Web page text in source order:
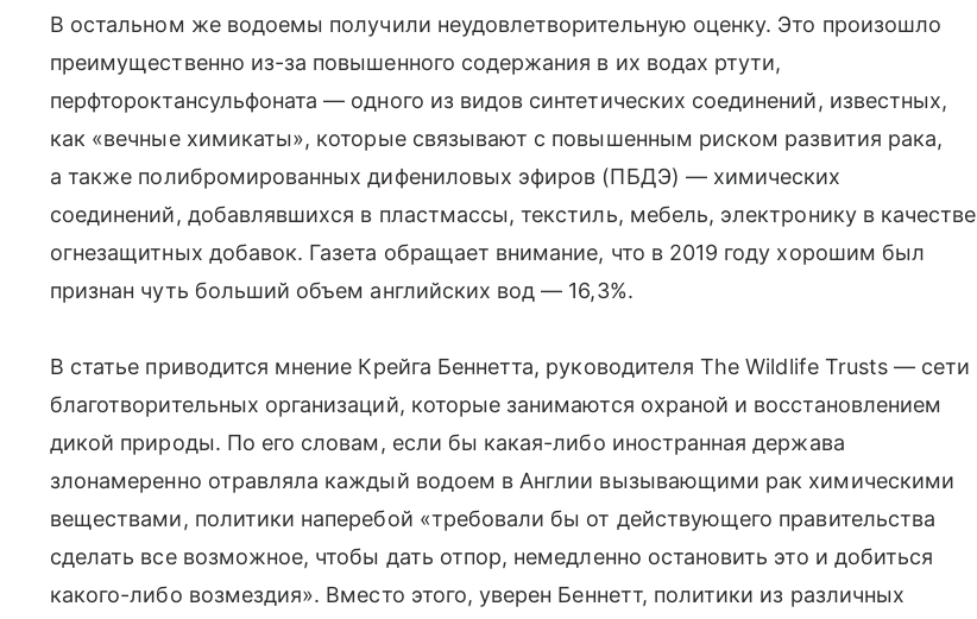
В остальном же водоемы получили неудовлетворительную оценку. Это произошло
преимущественно из-за повышенного содержания в их водах ртути,
перфтороктансульфоната — одного из видов синтетических соединений, известных,
как «вечные химикаты», которые связывают с повышенным риском развития рака,
а также полибромированных дифениловых эфиров (ПБДЭ) — химических
соединений, добавлявшихся в пластмассы, текстиль, мебель, электронику в качестве
огнезащитных добавок. Газета обращает внимание, что в 2019 году хорошим был
признан чуть больший объем английских вод — 16,3%.
В статье приводится мнение Крейга Беннетта, руководителя The Wildlife Trusts — сети
благотворительных организаций, которые занимаются охраной и восстановлением
дикой природы. По его словам, если бы какая-либо иностранная держава
злонамеренно отравляла каждый водоем в Англии вызывающими рак химическими
веществами, политики наперебой «требовали бы от действующего правительства
сделать все возможное, чтобы дать отпор, немедленно остановить это и добиться
какого-либо возмездия». Вместо этого, уверен Беннетт, политики из различных